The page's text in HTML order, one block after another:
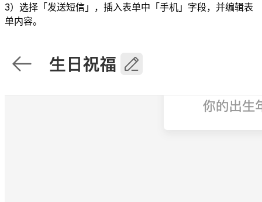
3）选择「发送短信」，插入表单中「手机」字段，并编辑表
单内容。